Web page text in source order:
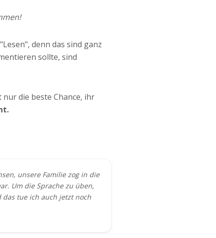
denn das sind ganz
sollte, sind
die beste Chance, ihr
unsere Familie zog in die
Um die Sprache zu üben,
tue ich auch jetzt noch